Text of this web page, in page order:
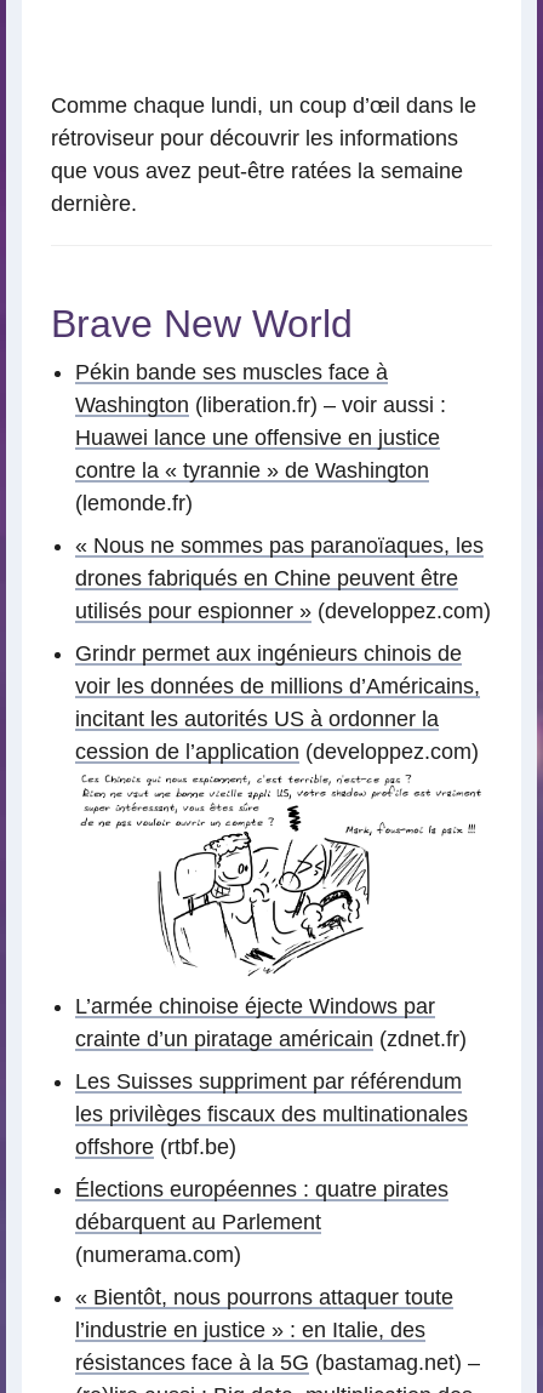
Comme chaque lundi, un coup d’œil dans le
rétroviseur pour découvrir les informations
que vous avez peut-être ratées la semaine
dernière.
Brave New World
Pékin bande ses muscles face à
Washington (liberation.fr) – voir aussi :
Huawei lance une offensive en justice
contre la « tyrannie » de Washington
(lemonde.fr)
« Nous ne sommes pas paranoïaques, les
drones fabriqués en Chine peuvent être
utilisés pour espionner » (developpez.com)
Grindr permet aux ingénieurs chinois de
voir les données de millions d’Américains,
incitant les autorités US à ordonner la
cession de l’application (developpez.com)
L’armée chinoise éjecte Windows par
crainte d’un piratage américain (zdnet.fr)
Les Suisses suppriment par référendum
les privilèges fiscaux des multinationales
offshore (rtbf.be)
Élections européennes : quatre pirates
débarquent au Parlement
(numerama.com)
« Bientôt, nous pourrons attaquer toute
l’industrie en justice » : en Italie, des
résistances face à la 5G (bastamag.net) –